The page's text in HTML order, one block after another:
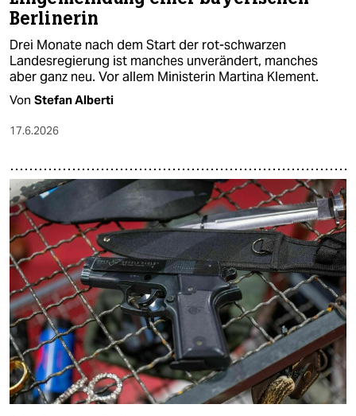
Berlinerin
Drei Monate nach dem Start der rot-schwarzen
Landesregierung ist manches unverändert, manches
aber ganz neu. Vor allem Ministerin Martina Klement.
Von Stefan Alberti
17.6.2026